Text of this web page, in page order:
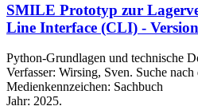
SMILE Prototyp zur
Line Interface (CLI) -
Python-Grundlagen und technische
Verfasser: Wirsing, Sven. Suche nach
Medienkennzeichen: Sachbuch
Jahr: 2025.